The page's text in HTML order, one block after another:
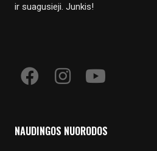
ir suagusieji. Junkis!
NAUDINGOS NUORODOS